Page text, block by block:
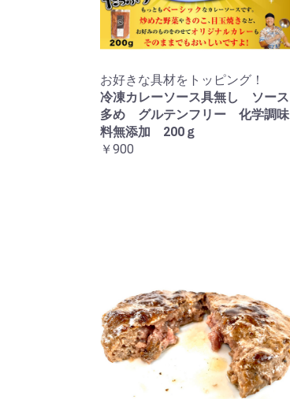
お好きな具材をトッピング！
冷凍カレーソース具無し ソース
多め グルテンフリー 化学調味
料無添加 200ｇ
￥900